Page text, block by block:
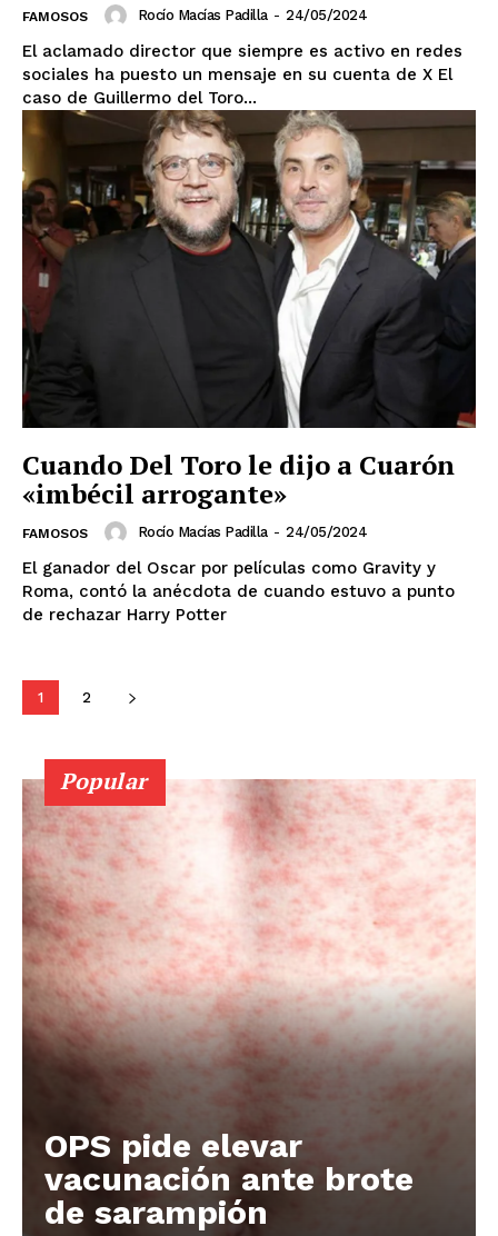
SUSCRIBIRSE
Estados
Baja California
Baja California Sur Campeche
Chihuahua
Ciudad de México Coahuila
Colima
Estado de México
Michoacán
Zacatecas Yucatán Veracruz
Tlaxcala Tamaulipas Tabasco
San Luis Potosí Quintana Roo
Nayarit
Morelos
FAMOSOS Rocío Macías Padilla - 24/05/2024
El aclamado director que siempre es activo en redes
sociales ha puesto un mensaje en su cuenta de X El
caso de Guillermo del Toro...
Cuando Del Toro le dijo a Cuarón
«imbécil arrogante»
FAMOSOS Rocío Macías Padilla - 24/05/2024
El ganador del Oscar por películas como Gravity y
Roma, contó la anécdota de cuando estuvo a punto
de rechazar Harry Potter
1 2
Popular
OPS pide elevar
vacunación ante brote
de sarampión